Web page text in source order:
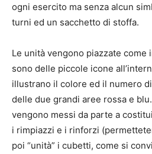
ogni esercito ma senza alcun
turni ed un sacchetto di stoffa.
Le unità vengono piazzate come
sono delle piccole icone
illustrano il colore ed il numero
delle due grandi aree rossa e
vengono messi da parte a
i rimpiazzi e i rinforzi
poi “unità” i cubetti, come si